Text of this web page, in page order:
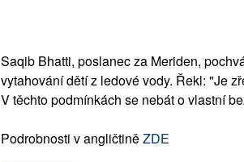
Saqib Bhatti, poslanec za Meriden,
vytahování dětí z ledové vody. Řekl: "Je
V těchto podmínkách se nebát o vlastní
Podrobnosti v angličtiněZDE